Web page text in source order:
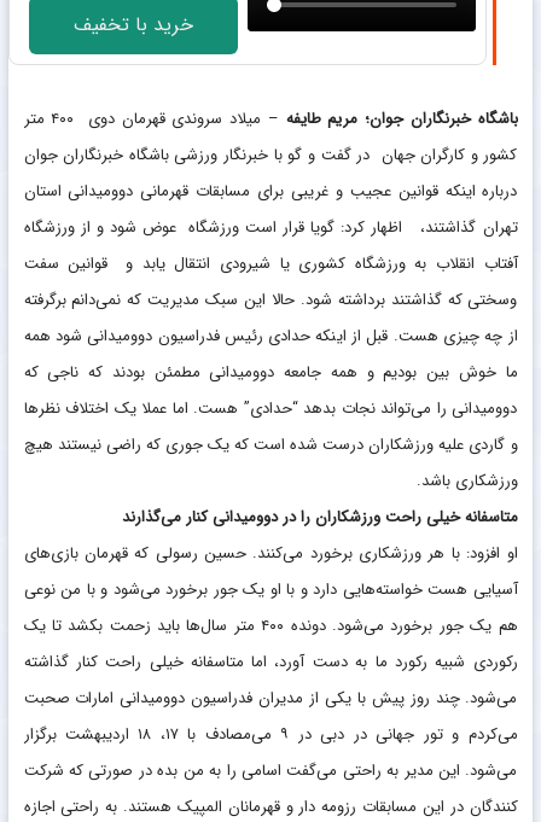
خرید با تخفیف
باشگاه خبرنگاران جوان؛ مریم طایفه
– میلاد سروندی قهرمان دوی ۴۰۰ متر
کشور و کارگران جهان در گفت و گو با خبرنگار ورزشی باشگاه خبرنگاران جوان
درباره اینکه قوانین عجیب و غریبی برای مسابقات قهرمانی دوومیدانی استان
تهران گذاشتند، اظهار کرد: گویا قرار است ورزشگاه عوض شود و از ورزشگاه
آفتاب انقلاب به ورزشگاه کشوری یا شیرودی انتقال یابد و قوانین سفت
وسختی که گذاشتند برداشته شود. حالا این سبک مدیریت که نمی‌دانم برگرفته
از چه چیزی هست. قبل از اینکه حدادی رئیس فدراسیون دوومیدانی شود همه
ما خوش بین بودیم و همه جامعه دوومیدانی مطمئن بودند که ناجی که
دوومیدانی را می‌تواند نجات بدهد “حدادی” هست. اما عملا یک اختلاف نظر‌ها
و گاردی علیه ورزشکاران درست شده است که یک جوری که راضی نیستند هیچ
ورزشکاری باشد.
متاسفانه خیلی راحت ورزشکاران را در دوومیدانی کنار می‌گذارند
او افزود: با هر ورزشکاری برخورد می‌کنند. حسین رسولی که قهرمان بازی‌های
آسیایی هست خواسته‌هایی دارد و با او یک جور برخورد می‌شود و با من نوعی
هم یک جور برخورد می‌شود. دونده ۴۰۰ متر سال‌ها باید زحمت بکشد تا یک
رکوردی شبیه رکورد ما به دست آورد، اما متاسفانه خیلی راحت کنار گذاشته
می‌شود. چند روز پیش با یکی از مدیران فدراسیون دوومیدانی امارات صحبت
می‌کردم و تور جهانی در دبی در ۹ می‌مصادف با ۱۷، ۱۸ اردیبهشت برگزار
می‌شود. این مدیر به راحتی می‌گفت اسامی را به من بده در صورتی که شرکت
کنندگان در این مسابقات رزومه دار و قهرمانان المپیک هستند. به راحتی اجازه